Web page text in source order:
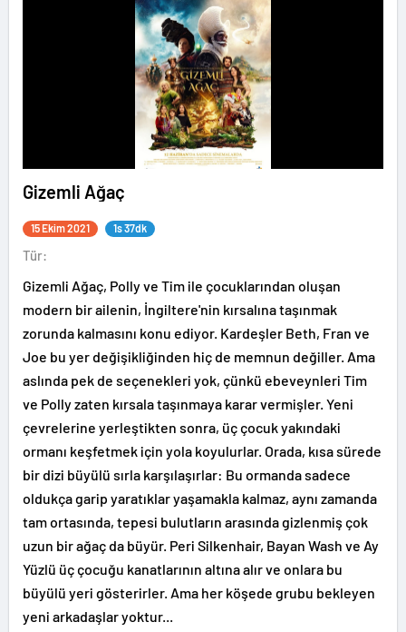
Gizemli Ağaç
15 Ekim 2021 1s 37dk
Tür:
Gizemli Ağaç, Polly ve Tim ile çocuklarından oluşan
modern bir ailenin, İngiltere'nin kırsalına taşınmak
zorunda kalmasını konu ediyor. Kardeşler Beth, Fran ve
Joe bu yer değişikliğinden hiç de memnun değiller. Ama
aslında pek de seçenekleri yok, çünkü ebeveynleri Tim
ve Polly zaten kırsala taşınmaya karar vermişler. Yeni
çevrelerine yerleştikten sonra, üç çocuk yakındaki
ormanı keşfetmek için yola koyulurlar. Orada, kısa sürede
bir dizi büyülü sırla karşılaşırlar: Bu ormanda sadece
oldukça garip yaratıklar yaşamakla kalmaz, aynı zamanda
tam ortasında, tepesi bulutların arasında gizlenmiş çok
uzun bir ağaç da büyür. Peri Silkenhair, Bayan Wash ve Ay
Yüzlü üç çocuğu kanatlarının altına alır ve onlara bu
büyülü yeri gösterirler. Ama her köşede grubu bekleyen
yeni arkadaşlar yoktur...